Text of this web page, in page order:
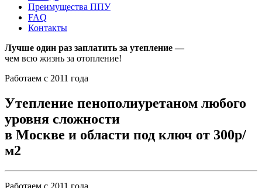
Преимущества ППУ
FAQ
Контакты
Лучше один раз заплатить за утепление —
чем всю жизнь за отопление!
Работаем с 2011 года
Утепление пенополиуретаном любого
уровня сложности
в Москве и области под ключ от 300р/
м2
Работаем с 2011 года